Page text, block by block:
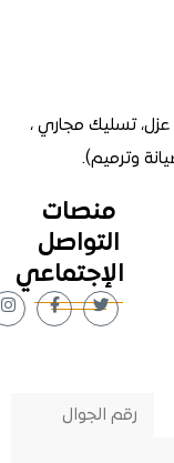
مجاري ،
منصات
التواصل
الإجتماعي